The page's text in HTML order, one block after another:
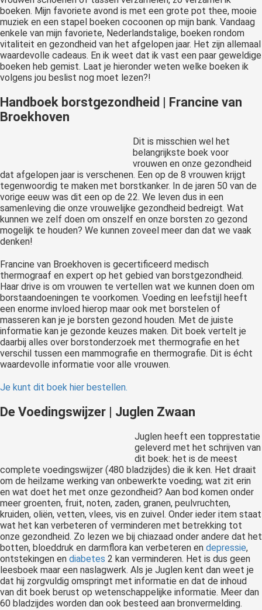
boeken. Mijn favoriete avond is met een grote pot thee, mooie
muziek en een stapel boeken cocoonen op mijn bank. Vandaag
enkele van mijn favoriete, Nederlandstalige, boeken rondom
vitaliteit en gezondheid van het afgelopen jaar. Het zijn allemaal
waardevolle cadeaus. En ik weet dat ik vast een paar geweldige
boeken heb gemist. Laat je hieronder weten welke boeken ik
volgens jou beslist nog moet lezen?!
Handboek borstgezondheid | Francine van
Broekhoven
Dit is misschien wel het
belangrijkste boek voor
vrouwen en onze gezondheid
dat afgelopen jaar is verschenen. Een op de 8 vrouwen krijgt
tegenwoordig te maken met borstkanker. In de jaren 50 van de
vorige eeuw was dit een op de 22. We leven dus in een
samenleving die onze vrouwelijke gezondheid bedreigt. Wat
kunnen we zelf doen om onszelf en onze borsten zo gezond
mogelijk te houden? We kunnen zoveel meer dan dat we vaak
denken!
Francine van Broekhoven is gecertificeerd medisch
thermograaf en expert op het gebied van borstgezondheid.
Haar drive is om vrouwen te vertellen wat we kunnen doen om
borstaandoeningen te voorkomen. Voeding en leefstijl heeft
een enorme invloed hierop maar ook met borstelen of
masseren kan je je borsten gezond houden. Met de juiste
informatie kan je gezonde keuzes maken. Dit boek vertelt je
daarbij alles over borstonderzoek met thermografie en het
verschil tussen een mammografie en thermografie. Dit is écht
waardevolle informatie voor alle vrouwen.
Je kunt dit boek hier bestellen.
De Voedingswijzer | Juglen Zwaan
Juglen heeft een topprestatie
geleverd met het schrijven van
dit boek: het is de meest
complete voedingswijzer (480 bladzijdes) die ik ken. Het draait
om de heilzame werking van onbewerkte voeding; wat zit erin
en wat doet het met onze gezondheid? Aan bod komen onder
meer groenten, fruit, noten, zaden, granen, peulvruchten,
kruiden, oliën, vetten, vlees, vis en zuivel. Onder ieder item staat
wat het kan verbeteren of verminderen met betrekking tot
onze gezondheid. Zo lezen we bij chiazaad onder andere dat het
botten, bloeddruk en darmflora kan verbeteren en depressie,
ontstekingen en diabetes 2 kan verminderen. Het is dus geen
leesboek maar een naslagwerk. Als je Juglen kent dan weet je
dat hij zorgvuldig omspringt met informatie en dat de inhoud
van dit boek berust op wetenschappelijke informatie. Meer dan
60 bladzijdes worden dan ook besteed aan bronvermelding.